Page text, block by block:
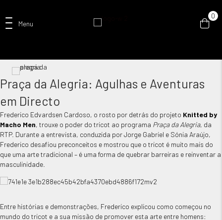
Menu
0
Praça da Alegria: Agulhas e Aventuras
em Directo
Frederico Edvardsen Cardoso, o rosto por detrás do projeto Knitted by
Macho Men, trouxe o poder do tricot ao programa Praça da Alegria, da
RTP. Durante a entrevista, conduzida por Jorge Gabriel e Sónia Araújo,
Frederico desafiou preconceitos e mostrou que o tricot é muito mais do
que uma arte tradicional – é uma forma de quebrar barreiras e reinventar a
masculinidade.
Entre histórias e demonstrações, Frederico explicou como começou no
mundo do tricot e a sua missão de promover esta arte entre homens: